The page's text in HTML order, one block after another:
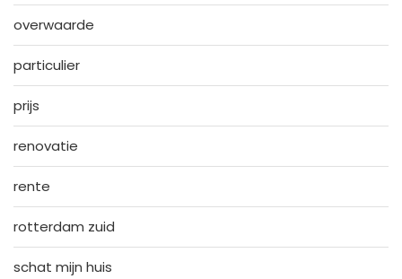
overwaarde
particulier
prijs
renovatie
rente
rotterdam zuid
schat mijn huis